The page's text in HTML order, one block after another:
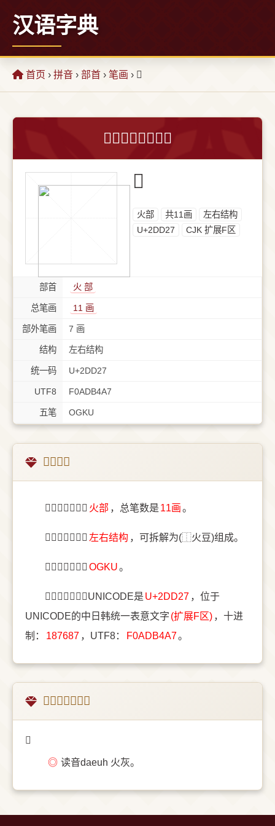
汉语字典
首页 › 拼音 › 部首 › 笔画 › 𭴧
𭴧字的意思和解释
𭴧
⽕部 共11画
左右结构
U+2DD27
CJK 扩展F区
部首 ⽕ 部
总笔画 11 画
部外笔画 7 画
结构 左右结构
统一码 U+2DD27
UTF8 F0ADB4A7
五笔 OGKU
𭴧字概述
〔𭴧〕字部首是 ⽕部 ，总笔数是 11画。
〔𭴧〕字结构是 左右结构 ，可拆解为(⿰火豆)组成。
〔𭴧〕字五笔是 OGKU。
〔𭴧〕字统一码UNICODE是 U+2DD27 ，位于
UNICODE的中日韩统一表意文字 (扩展F区) ，十进
制：
187687 ，UTF8： F0ADB4A7。
𭴧的古壮字释义
𭴧
◎ 读音daeuh 火灰。